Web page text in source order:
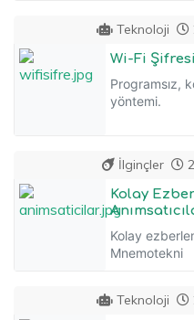
Teknoloji
Wi-Fi
Programsız,
yöntemi.
İlginçler
Kolay
Kolay
Mnemotekni
Teknoloji